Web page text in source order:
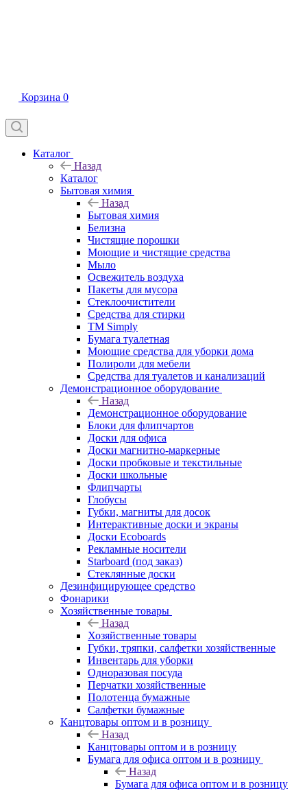
Корзина 0
Каталог
Назад
Каталог
Бытовая химия
Назад
Бытовая химия
Белизна
Чистящие порошки
Моющие и чистящие средства
Мыло
Освежитель воздуха
Пакеты для мусора
Стеклоочистители
Средства для стирки
TM Simply
Бумага туалетная
Моющие средства для уборки дома
Полироли для мебели
Средства для туалетов и канализаций
Демонстрационное оборудование
Назад
Демонстрационное оборудование
Блоки для флипчартов
Доски для офиса
Доски магнитно-маркерные
Доски пробковые и текстильные
Доски школьные
Флипчарты
Глобусы
Губки, магниты для досок
Интерактивные доски и экраны
Доски Ecoboards
Рекламные носители
Starboard (под заказ)
Стеклянные доски
Дезинфицирующее средство
Фонарики
Хозяйственные товары
Назад
Хозяйственные товары
Губки, тряпки, салфетки хозяйственные
Инвентарь для уборки
Одноразовая посуда
Перчатки хозяйственные
Полотенца бумажные
Салфетки бумажные
Канцтовары оптом и в розницу
Назад
Канцтовары оптом и в розницу
Бумага для офиса оптом и в розницу
Назад
Бумага для офиса оптом и в розницу